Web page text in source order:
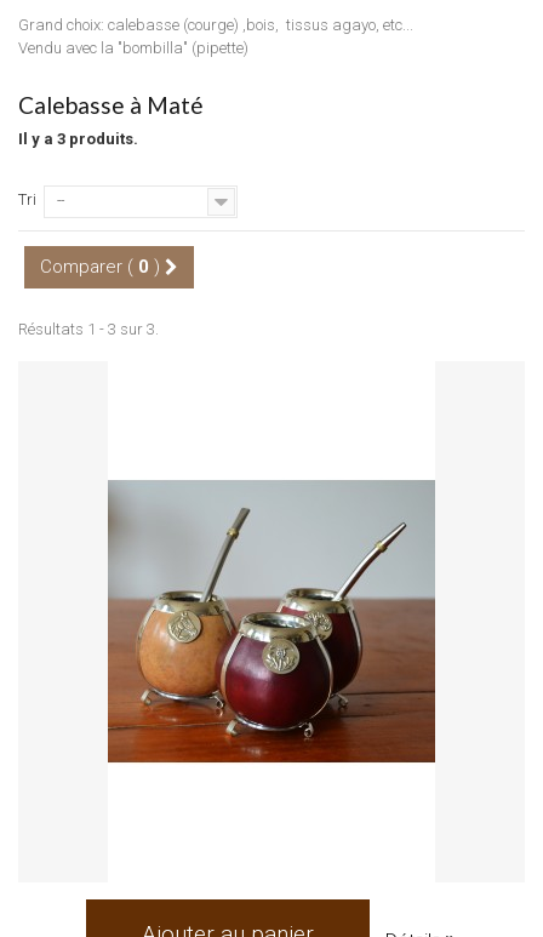
Grand choix: calebasse (courge) ,bois, tissus agayo, etc...
Vendu avec la "bombilla" (pipette)
Calebasse à Maté
Il y a 3 produits.
Tri --
Comparer ( 0 )
Résultats 1 - 3 sur 3.